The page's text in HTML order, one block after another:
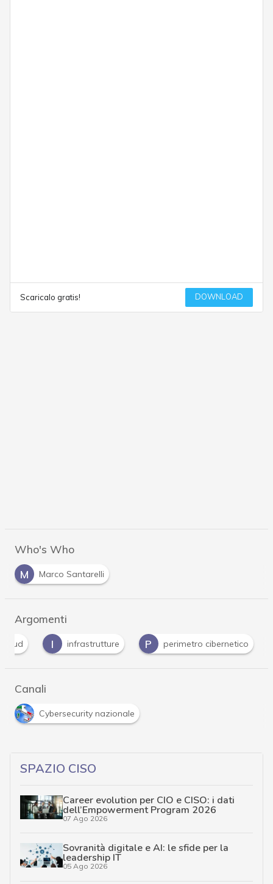
Scaricalo gratis! DOWNLOAD
Who's Who
M
Marco Santarelli
Argomenti
I infrastrutture P perimetro cibernetico
Canali
Cybersecurity nazionale
SPAZIO CISO
Career evolution per CIO e CISO: i dati
dell’Empowerment Program 2026
07 Ago 2026
Sovranità digitale e AI: le sfide per la
leadership IT
05 Ago 2026